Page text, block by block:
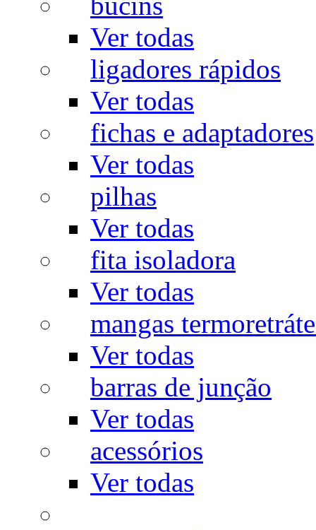
Ver todas
ligadores rápidos
Ver todas
fichas e adaptadores
Ver todas
pilhas
Ver todas
fita isoladora
Ver todas
mangas
Ver todas
barras de junção
Ver todas
acessórios
Ver todas